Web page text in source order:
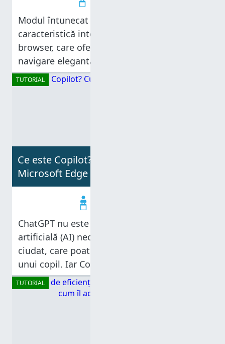
Modul întunecat din Microsoft Edge este o
caracteristică interesantă, încorporată în
browser, care oferă o experiență de
navigare elegantă și confortabilă din punct
de vedere vizual. Pe lângă faptul că
îmbunătățește aspectul estetic, Modul
TUTORIAL
Ce este Copilot? Cum îl folosești în
Microsoft Edge
ChatGPT nu este doar o inteligență
artificială (AI) neobișnuită sau un chatbot
ciudat, care poate explica fizica cuantică
unui copil. Iar Copilot este mai mult decât o
AI care joacă rolul unei asistente digitale
plictisitoare, precum Cortana. Da, Copilot
TUTORIAL